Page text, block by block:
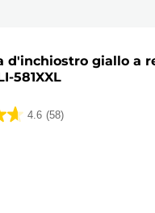
d'inchiostro giallo a
581XXL
4.6 (58)